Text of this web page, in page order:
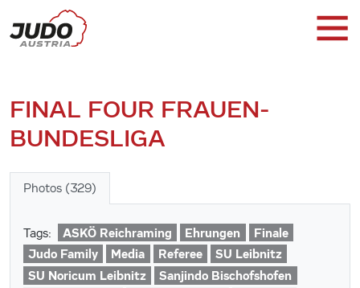
FINAL FOUR FRAUEN-
BUNDESLIGA
Photos (329)
Tags: ASKÖ Reichraming Ehrungen
Finale
Judo Family
Media Referee
SU Leibnitz
SU Noricum Leibnitz
Sanjindo Bischofshofen